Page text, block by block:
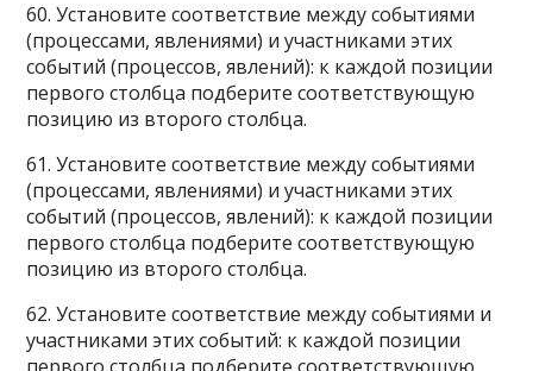
60. Установите соответствие между событиями
(процессами, явлениями) и участниками этих
событий (процессов, явлений): к каждой позиции
первого столбца подберите соответствующую
позицию из второго столбца.
61. Установите соответствие между событиями
(процессами, явлениями) и участниками этих
событий (процессов, явлений): к каждой позиции
первого столбца подберите соответствующую
позицию из второго столбца.
62. Установите соответствие между событиями и
участниками этих событий: к каждой позиции